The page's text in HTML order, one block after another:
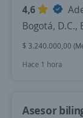
4,6
Bogotá, D.C.,
$ 3.240.000,00
Hace 1 hora
Asesor